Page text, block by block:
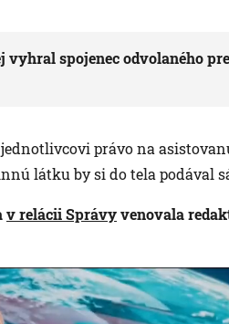
vyhral spojenec odvolaného
právo na
látku by si do tela podával
v relácii Správyvenovala